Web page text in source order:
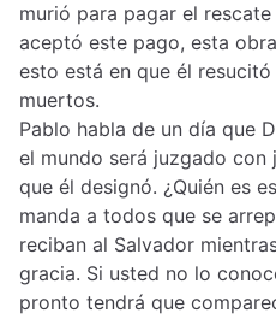
murió para pagar el
aceptó este pago, esta
esto está en que él
muertos.
Pablo habla de un día que
el mundo será juzgado con
que él designó. ¿Quién es
manda a todos que se
reciban al Salvador
gracia. Si usted no lo
pronto tendrá que